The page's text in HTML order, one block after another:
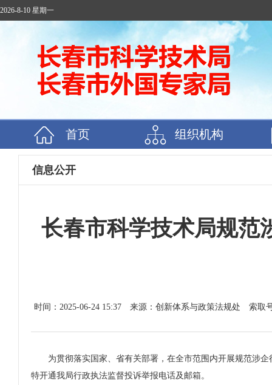
2026-8-10 星期一
首页 组织机构
信息公开
长春市科学技术局规范
时间：2025-06-24 15:37 来源：创新体系与政策法规处 索取
为贯彻落实国家、省有关部署，在全市范围内开展规范涉企
特开通我局行政执法监督投诉举报电话及邮箱。